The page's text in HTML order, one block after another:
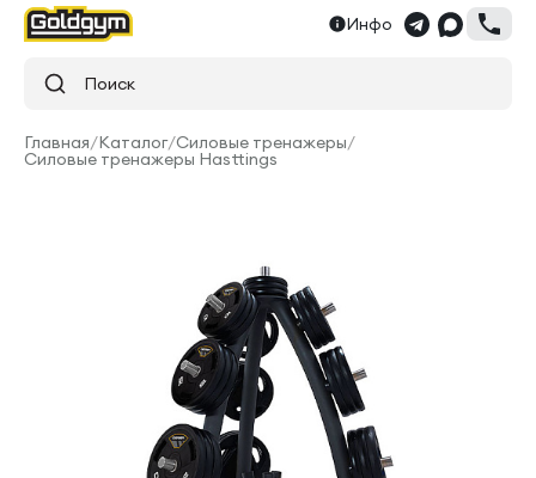
Инфо
Поиск
Главная/Каталог/Силовые тренажеры/
Силовые тренажеры Hasttings